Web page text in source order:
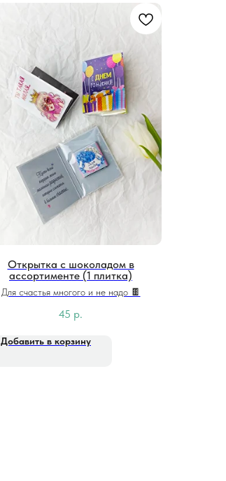
Открытка с шоколадом в
ассортименте (1 плитка)
Для счастья многого и не надо 🍫
45 р.
Добавить в корзину